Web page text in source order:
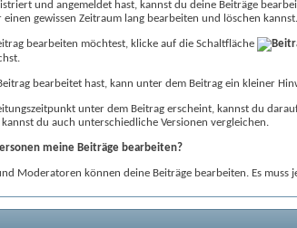
und angemeldet hast, kannst du deine Beiträge
einen gewissen Zeitraum lang bearbeiten und löschen kannst.
bearbeiten möchtest, klicke auf die Schaltfläche
bearbeitet hast, kann unter dem Beitrag ein kleiner
unter dem Beitrag erscheint, kannst du
du auch unterschiedliche Versionen vergleichen.
meine Beiträge bearbeiten?
Moderatoren können deine Beiträge bearbeiten. Es